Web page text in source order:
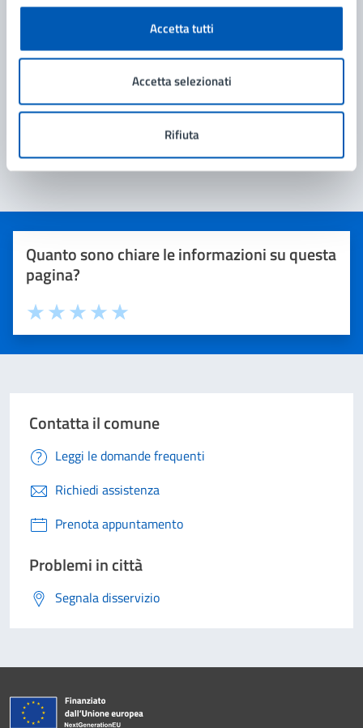
Accetta tutti
Accetta selezionati
Rifiuta
Quanto sono chiare le informazioni su questa
pagina?
Valuta 5 stelle su 5
Valuta 4 stelle su 5
Valuta 3 stelle su 5
Valuta 2 stelle su 5
Valuta 1 stelle su 5
Contatta il comune
Leggi le domande frequenti
Richiedi assistenza
Prenota appuntamento
Problemi in città
Segnala disservizio